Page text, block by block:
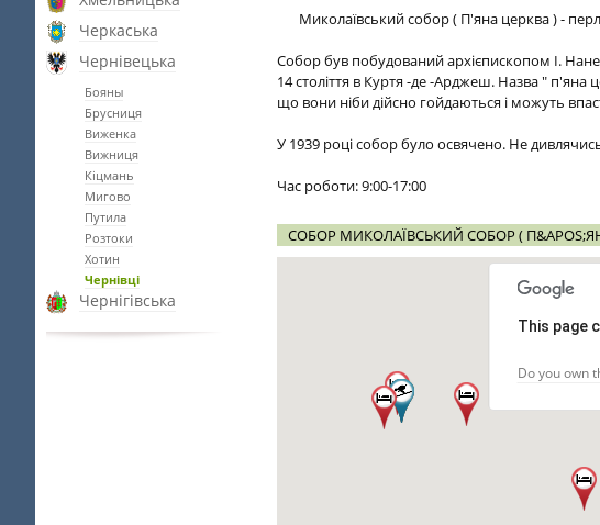
Черкаська
Чернівецька
Бояны
Брусниця
Виженка
Вижниця
Кіцмань
Мигово
Путила
Розтоки
Хотин
Чернівці
Чернігівська
Миколаївський собор ( П'яна церква ) -
Собор був побудований архієпископом І.
14 століття в Куртя -де -Арджеш. Назва " п'яна
що вони ніби дійсно гойдаються і можуть
У 1939 році собор було освячено. Не
Час роботи: 9:00-17:00
СОБОР МИКОЛАЇВСЬКИЙ СОБОР (
This page
Do you own